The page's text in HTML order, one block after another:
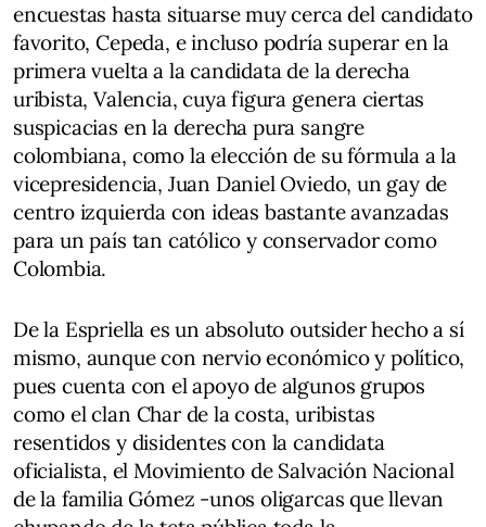
encuestas hasta situarse muy cerca del candidato
favorito, Cepeda, e incluso podría superar en la
primera vuelta a la candidata de la derecha
uribista, Valencia, cuya figura genera ciertas
suspicacias en la derecha pura sangre
colombiana, como la elección de su fórmula a la
vicepresidencia, Juan Daniel Oviedo, un gay de
centro izquierda con ideas bastante avanzadas
para un país tan católico y conservador como
Colombia.
De la Espriella es un absoluto outsider hecho a sí
mismo, aunque con nervio económico y político,
pues cuenta con el apoyo de algunos grupos
como el clan Char de la costa, uribistas
resentidos y disidentes con la candidata
oficialista, el Movimiento de Salvación Nacional
de la familia Gómez -unos oligarcas que llevan